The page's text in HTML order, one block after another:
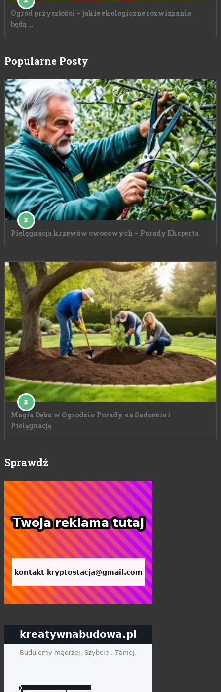
Ogród przyszłości – jakie ekologiczne rozwiązania
będą …
Popularne Posty
Pielęgnacja krzewów owocowych – Porady Eksperta
Magia Dębu w Ogrodzie: Porady na Sadzenie i
Pielęgnację
Sprawdź